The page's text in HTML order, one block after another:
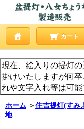
カート
現在、絵入りの提灯
掛けいたしますが何
れや文字入れ等は可
ホーム ＞住吉提灯(すみ
地